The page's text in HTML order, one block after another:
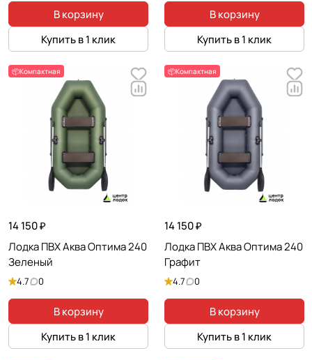
В корзину
Купить в 1 клик
В корзину
Купить в 1 клик
📦Компактная
14 150 ₽
Лодка ПВХ Аква Оптима 240
Зеленый
4.7 0
В корзину
Купить в 1 клик
📦Компактная
14 150 ₽
Лодка ПВХ Аква Оптима 240
Графит
4.7 0
В корзину
Купить в 1 клик